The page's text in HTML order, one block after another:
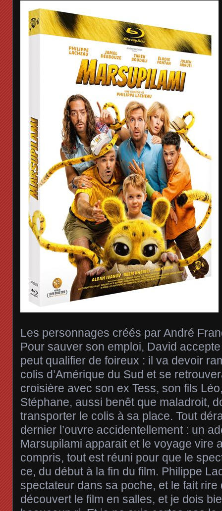
Les personnages créés par André
Pour sauver son emploi, David
peut qualifier de foireux : il va devoir
colis d’Amérique du Sud et se
croisière avec son ex Tess, son fils
Stéphane, aussi benêt que maladroit,
transporter le colis à sa place. Tout
dernier l’ouvre accidentellement : un
Marsupilami apparait et le voyage vire
compris, tout est réuni pour que le
ce, du début à la fin du film. Philippe
spectateur dans sa poche, et le fait rire
découvert le film en salles, et je dois